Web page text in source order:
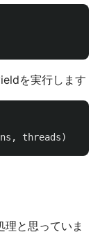
を実行します
, threads)
と思っていま